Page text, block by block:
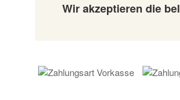
Wir akzeptieren die